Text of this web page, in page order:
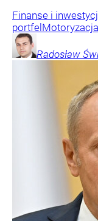
Finanse i
portfel Motoryzacja
Radosław